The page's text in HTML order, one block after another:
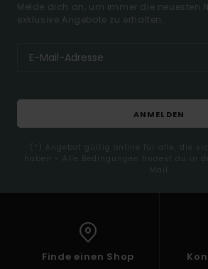
Melde dich an, um immer die neuesten
exklusive Angebote zu erhalten.
ANMELDEN
(*) Angebot gültig online für alle, die
haben - Alle Bedingungen findest du in
Mail
Finde einen Shop